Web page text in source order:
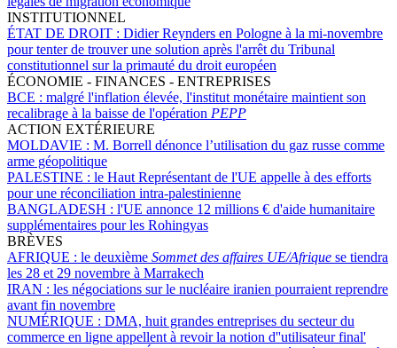
INSTITUTIONNEL
ÉTAT DE DROIT : Didier Reynders en Pologne à la mi-novembre
pour tenter de trouver une solution après l'arrêt du Tribunal
constitutionnel sur la primauté du droit européen
ÉCONOMIE - FINANCES - ENTREPRISES
BCE : malgré l'inflation élevée, l'institut monétaire maintient son
recalibrage à la baisse de l'opération PEPP
ACTION EXTÉRIEURE
MOLDAVIE : M. Borrell dénonce l’utilisation du gaz russe comme
arme géopolitique
PALESTINE : le Haut Représentant de l'UE appelle à des efforts
pour une réconciliation intra-palestinienne
BANGLADESH : l'UE annonce 12 millions € d'aide humanitaire
supplémentaires pour les Rohingyas
BRÈVES
AFRIQUE : le deuxième Sommet des affaires UE/Afrique se tiendra
les 28 et 29 novembre à Marrakech
IRAN : les négociations sur le nucléaire iranien pourraient reprendre
avant fin novembre
NUMÉRIQUE : DMA, huit grandes entreprises du secteur du
commerce en ligne appellent à revoir la notion d''utilisateur final'